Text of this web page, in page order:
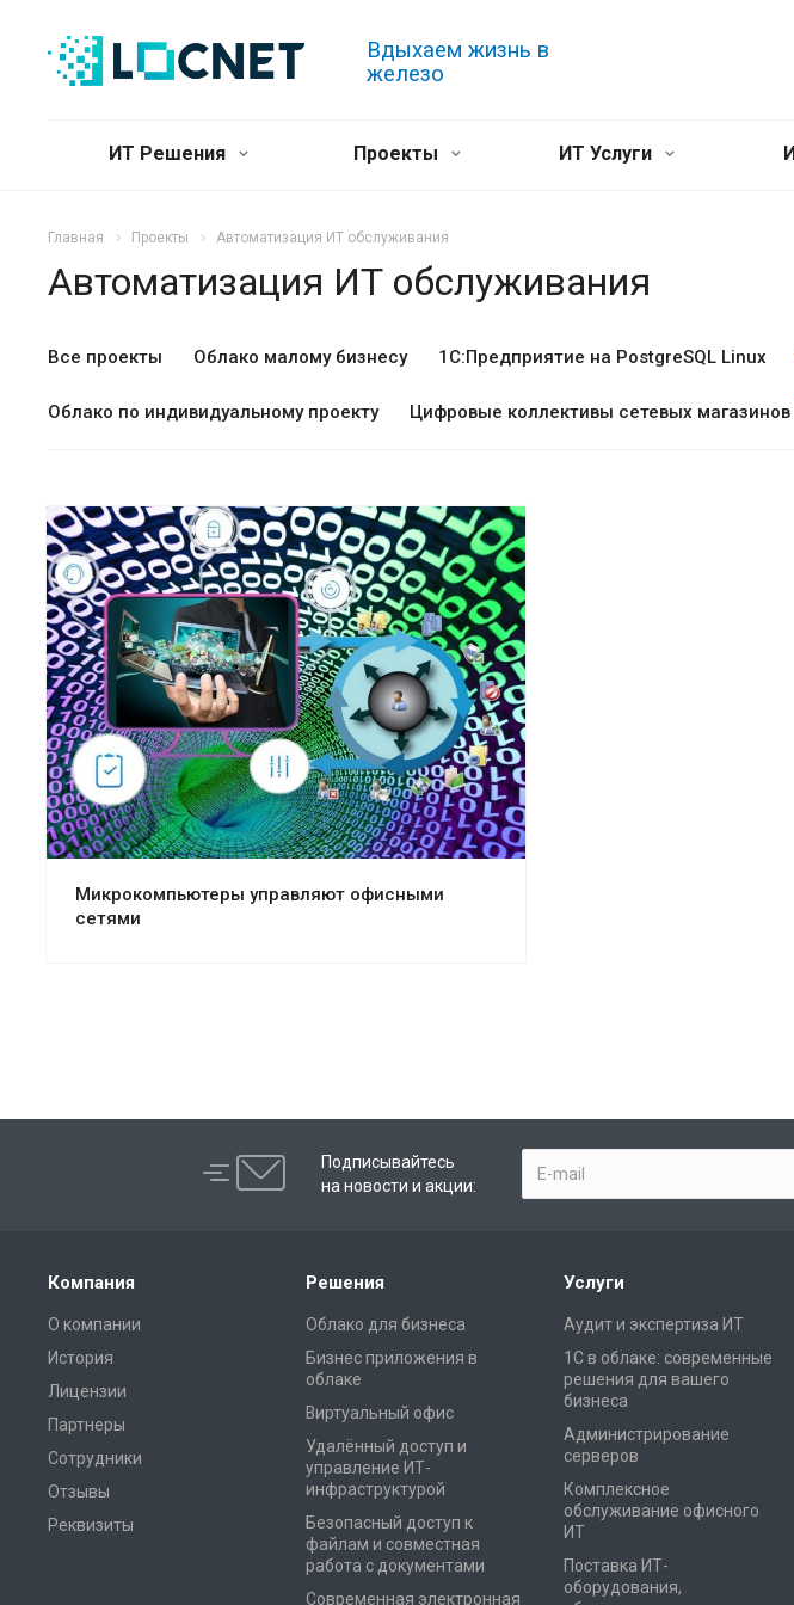
Вдыхаем жизнь в
железо
ИТ Решения Проекты ИТ Услуги
Главная Проекты Автоматизация ИТ обслуживания
Автоматизация ИТ обслуживания
Все проекты Облако малому бизнесу 1С:Предприятие на PostgreSQL Linux
Облако по индивидуальному проекту Цифровые коллективы сетевых магазинов
Смотреть проект
Микрокомпьютеры управляют офисными
сетями
Подписывайтесь
на новости и акции:
Компания
О компании
История
Лицензии
Партнеры
Сотрудники
Отзывы
Реквизиты
Решения
Облако для бизнеса
Бизнес приложения в
облаке
Виртуальный офис
Удалённый доступ и
управление ИТ-
инфраструктурой
Безопасный доступ к
файлам и совместная
работа с документами
Современная электронная
Услуги
Аудит и экспертиза ИТ
1С в облаке: современные
решения для вашего
бизнеса
Администрирование
серверов
Комплексное
обслуживание офисного
ИТ
Поставка ИТ-
оборудования,